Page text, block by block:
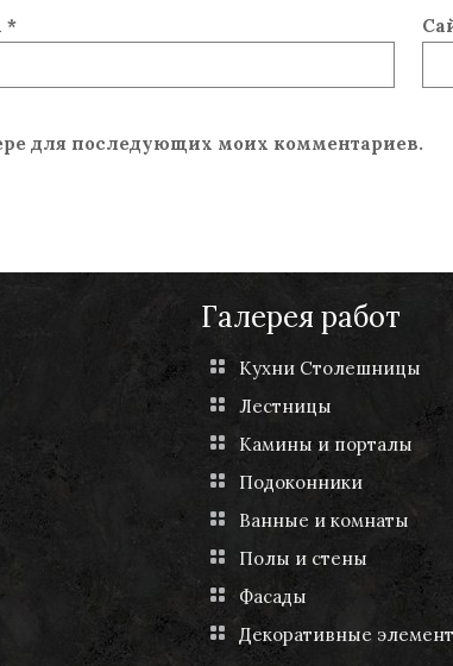
*
для последующих моих комментариев.
Галерея работ
Кухни Столешницы
Лестницы
Камины и порталы
Подоконники
Ванные и комнаты
Полы и стены
Фасады
Декоративные